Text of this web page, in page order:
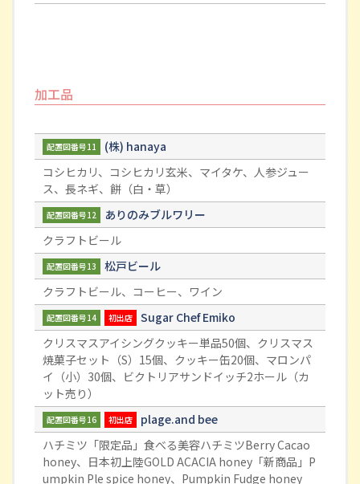
加工品
配置図番号11
(株) hanaya
コシヒカリ、コシヒカリ玄米、マイタケ、人参ジュー
ス、長ネギ、餅（白・草）
配置図番号12
ありのみブルワリー
クラフトビール
配置図番号13
松戸ビール
クラフトビール、コーヒー、ワイン
配置図番号14 初出店
Sugar Chef Emiko
クリスマスアイシングクッキー単品50個、クリスマス
焼菓子セット（S）15個、クッキー缶20個、マロンパ
イ（小）30個、ビクトリアサンドイッチ2ホール（カ
ット売り）
配置図番号16 初出店
plage.and bee
ハチミツ「限定品」食べる美容ハチミツBerry Cacao
honey、日本初上陸GOLD ACACIA honey「新商品」P
umpkin Ple spice honey、Pumpkin Fudge honey